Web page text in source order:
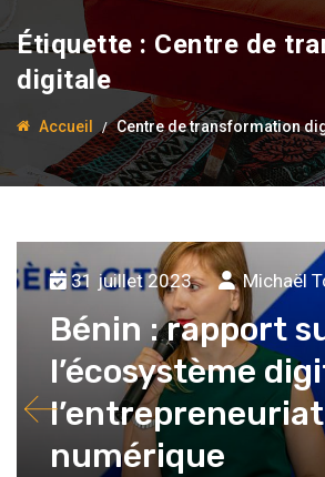
Étiquette : Centre de
digitale
Accueil Centre de transformation
31 juillet 2023 Michaël
Bénin : rapport
l’écosystème
l’entrepreneuriat
numérique